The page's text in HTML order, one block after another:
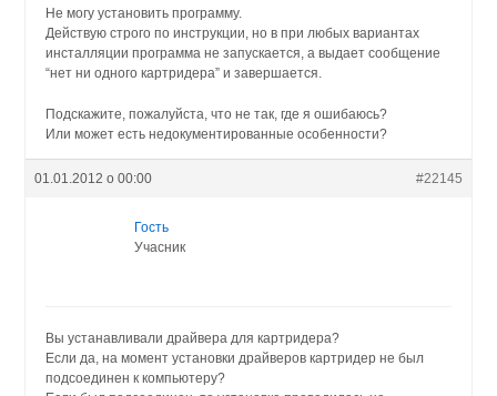
Не могу установить программу.
Действую строго по инструкции, но в при любых вариантах
инсталляции программа не запускается, а выдает сообщение
“нет ни одного картридера” и завершается.
Подскажите, пожалуйста, что не так, где я ошибаюсь?
Или может есть недокументированные особенности?
01.01.2012 о 00:00 #22145
Гость
Учасник
Вы устанавливали драйвера для картридера?
Если да, на момент установки драйверов картридер не был
подсоединен к компьютеру?